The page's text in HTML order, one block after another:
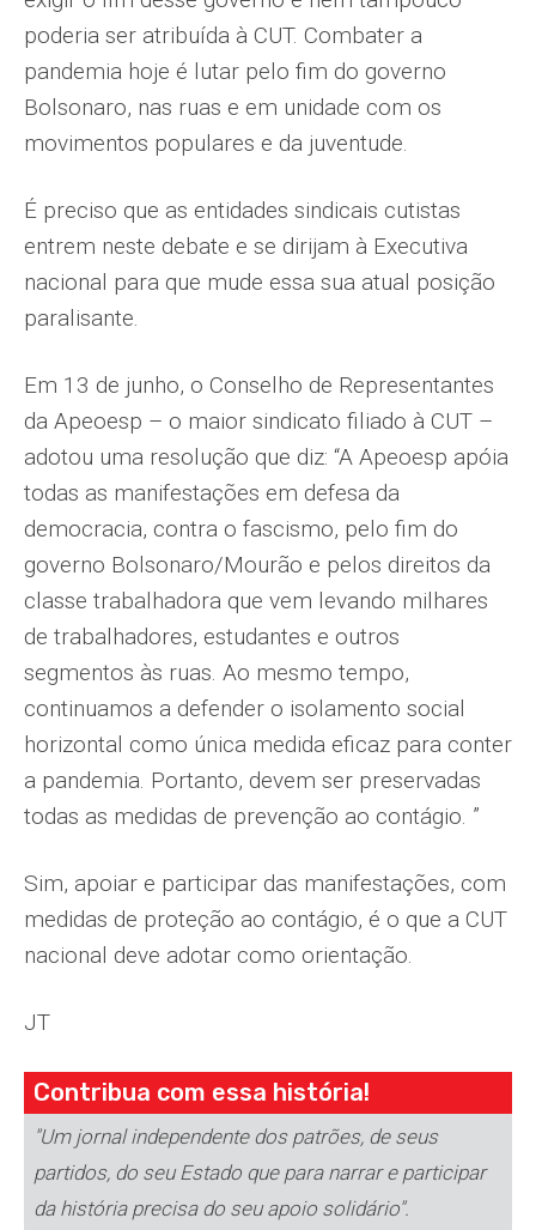
poderia ser atribuída à CUT. Combater a
pandemia hoje é lutar pelo fim do governo
Bolsonaro, nas ruas e em unidade com os
movimentos populares e da juventude.
É preciso que as entidades sindicais cutistas
entrem neste debate e se dirijam à Executiva
nacional para que mude essa sua atual posição
paralisante.
Em 13 de junho, o Conselho de Representantes
da Apeoesp – o maior sindicato filiado à CUT –
adotou uma resolução que diz: “A Apeoesp apóia
todas as manifestações em defesa da
democracia, contra o fascismo, pelo fim do
governo Bolsonaro/Mourão e pelos direitos da
classe trabalhadora que vem levando milhares
de trabalhadores, estudantes e outros
segmentos às ruas. Ao mesmo tempo,
continuamos a defender o isolamento social
horizontal como única medida eficaz para conter
a pandemia. Portanto, devem ser preservadas
todas as medidas de prevenção ao contágio. ”
Sim, apoiar e participar das manifestações, com
medidas de proteção ao contágio, é o que a CUT
nacional deve adotar como orientação.
JT
Contribua com essa história!
"Um jornal independente dos patrões, de seus
partidos, do seu Estado que para narrar e participar
da história precisa do seu apoio solidário".